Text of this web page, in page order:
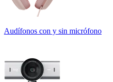
Audífonos con y sin micrófono